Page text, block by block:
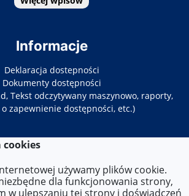
Informacje
Deklaracja dostepności
Dokumenty dostępności
Tekst odczytywany maszynowo, raporty,
zapewnienie dostępności, etc.)
Kontakt
Tel. 22-619-34-86/87
zs33@eduwarszawa.pl
używamy plików cookie.
dla funkcjonowania strony,
w ulepszaniu tej strony i doświadczeń